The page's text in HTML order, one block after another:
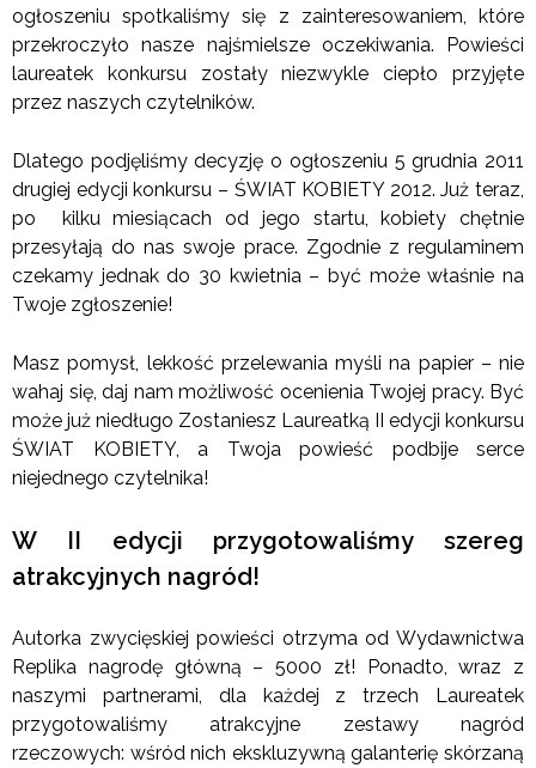
ogłoszeniu spotkaliśmy się z zainteresowaniem, które
przekroczyło nasze najśmielsze oczekiwania. Powieści
laureatek konkursu zostały niezwykle ciepło przyjęte
przez naszych czytelników.
Dlatego podjęliśmy decyzję o ogłoszeniu 5 grudnia 2011
drugiej edycji konkursu – ŚWIAT KOBIETY 2012. Już teraz,
po kilku miesiącach od jego startu, kobiety chętnie
przesyłają do nas swoje prace. Zgodnie z regulaminem
czekamy jednak do 30 kwietnia – być może właśnie na
Twoje zgłoszenie!
Masz pomysł, lekkość przelewania myśli na papier – nie
wahaj się, daj nam możliwość ocenienia Twojej pracy. Być
może już niedługo Zostaniesz Laureatką II edycji konkursu
ŚWIAT KOBIETY, a Twoja powieść podbije serce
niejednego czytelnika!
W II edycji przygotowaliśmy szereg
atrakcyjnych nagród!
Autorka zwycięskiej powieści otrzyma od Wydawnictwa
Replika nagrodę główną – 5000 zł! Ponadto, wraz z
naszymi partnerami, dla każdej z trzech Laureatek
przygotowaliśmy atrakcyjne zestawy nagród
rzeczowych: wśród nich ekskluzywną galanterię skórzaną